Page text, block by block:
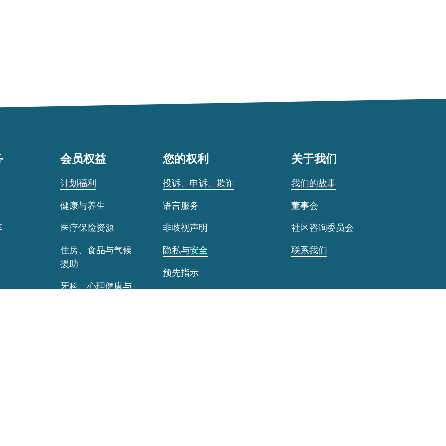
会员权益
计划福利
健康与养生
医疗保险资源
住房、食品与气候
援助
牙科、心理健康与
您的权利
投诉、申诉、欺诈
语言服务
非歧视声明
隐私与安全
预先指示
关于我们
我们的故事
董事会
社区咨询委员会
联系我们